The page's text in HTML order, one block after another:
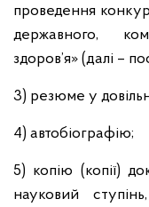
проведення
державного,
здоров’я» (далі –
3) резюме у
4) автобіографію;
5) копію (копії)
науковий